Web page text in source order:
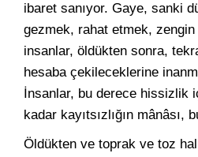
ibaret sanıyor. Gaye, sanki
gezmek, rahat etmek,
insanlar, öldükten sonra,
hesaba çekileceklerine
İnsanlar, bu derece hissizlik
kadar kayıtsızlığın mânâsı,
Öldükten ve toprak ve toz